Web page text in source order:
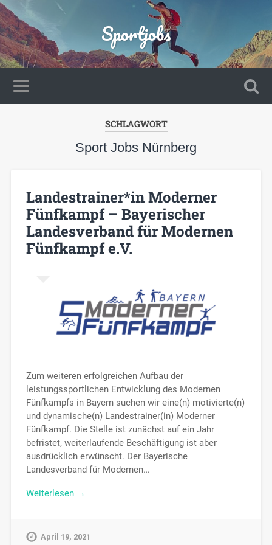
Sportjobs
SCHLAGWORT
Sport Jobs Nürnberg
Landestrainer*in Moderner
Fünfkampf – Bayerischer
Landesverband für Modernen
Fünfkampf e.V.
Zum weiteren erfolgreichen Aufbau der
leistungssportlichen Entwicklung des Modernen
Fünfkampfs in Bayern suchen wir eine(n) motivierte(n)
und dynamische(n) Landestrainer(in) Moderner
Fünfkampf. Die Stelle ist zunächst auf ein Jahr
befristet, weiterlaufende Beschäftigung ist aber
ausdrücklich erwünscht. Der Bayerische
Landesverband für Modernen…
Weiterlesen →
April 19, 2021